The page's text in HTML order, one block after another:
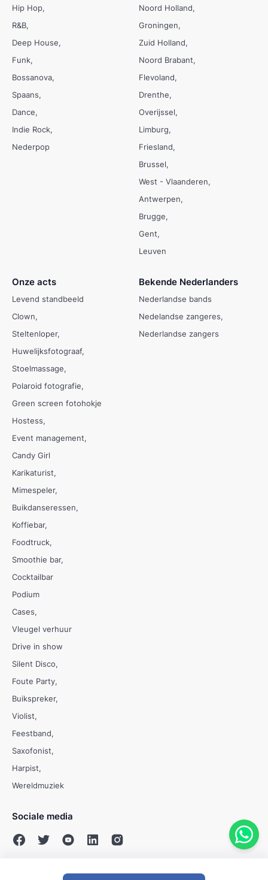
Hip Hop
R&B
Deep House
Funk
Bossanova
Spaans
Dance
Indie Rock
Nederpop
Noord Holland
Groningen
Zuid Holland
Noord Brabant
Flevoland
Drenthe
Overijssel
Limburg
Friesland
Brussel
West - Vlaanderen
Antwerpen
Brugge
Gent
Leuven
Onze acts
Levend standbeeld
Clown
Steltenloper
Huwelijksfotograaf
Stoelmassage
Polaroid fotografie
Green screen fotohokje
Hostess
Event management
Candy Girl
Karikaturist
Mimespeler
Buikdanseressen
Koffiebar
Foodtruck
Smoothie bar
Cocktailbar
Podium
Cases
Vleugel verhuur
Drive in show
Silent Disco
Foute Party
Buikspreker
Violist
Feestband
Saxofonist
Harpist
Wereldmuziek
Bekende Nederlanders
Nederlandse bands
Nedelandse zangeres
Nederlandse zangers
Sociale media